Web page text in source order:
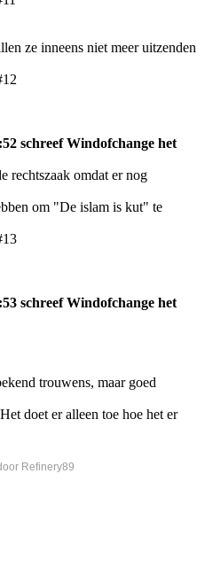
ze inneens niet meer uitzenden
schreef Windofchange het
rechtszaak omdat er nog
om "De islam is kut" te
schreef Windofchange het
trouwens, maar goed
doet er alleen toe hoe het er
Refinery89